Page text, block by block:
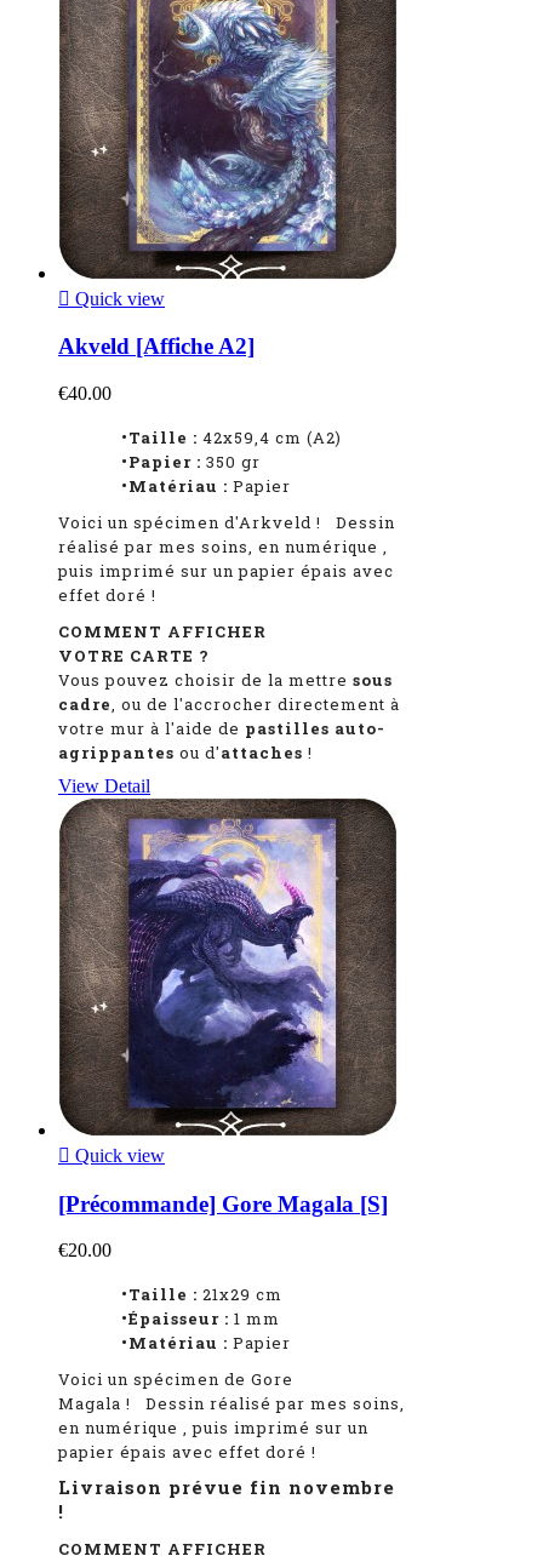
 Quick view
Akveld [Affiche A2]
€40.00
•Taille : 42x59,4 cm (A2)
•Papier : 350 gr
•Matériau : Papier
Voici un spécimen d'Arkveld !
Dessin
réalisé par mes soins, en numérique ,
puis imprimé sur un papier épais avec
effet doré !
COMMENT AFFICHER
VOTRE CARTE ?
Vous pouvez choisir de la mettre sous
cadre, ou de l'accrocher directement à
votre mur à l'aide de pastilles auto-
agrippantes ou d'attaches !
View Detail
 Quick view
[Précommande] Gore Magala [S]
€20.00
•Taille : 21x29 cm
•Épaisseur : 1 mm
•Matériau : Papier
Voici un spécimen de Gore
Magala !
Dessin réalisé par mes soins,
en numérique , puis imprimé sur un
papier épais avec effet doré !
Livraison prévue fin novembre
!
COMMENT AFFICHER